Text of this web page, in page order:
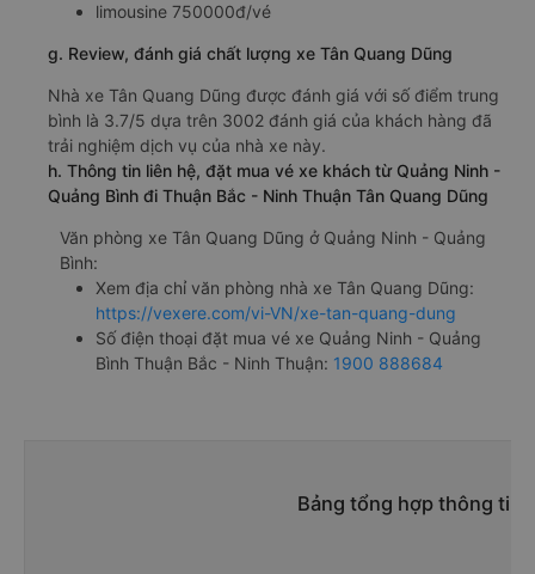
limousine 750000đ/vé
g. Review, đánh giá chất lượng xe Tân Quang Dũng
Nhà xe Tân Quang Dũng được đánh giá với số điểm trung
bình là 3.7/5 dựa trên 3002 đánh giá của khách hàng đã
trải nghiệm dịch vụ của nhà xe này.
h. Thông tin liên hệ, đặt mua vé xe khách từ Quảng Ninh -
Quảng Bình đi Thuận Bắc - Ninh Thuận Tân Quang Dũng
Văn phòng xe Tân Quang Dũng ở Quảng Ninh - Quảng
Bình:
Xem địa chỉ văn phòng nhà xe Tân Quang Dũng:
https://vexere.com/vi-VN/xe-tan-quang-dung
Số điện thoại đặt mua vé xe Quảng Ninh - Quảng
Bình Thuận Bắc - Ninh Thuận: 1900 888684
Bảng tổng hợp thông tin